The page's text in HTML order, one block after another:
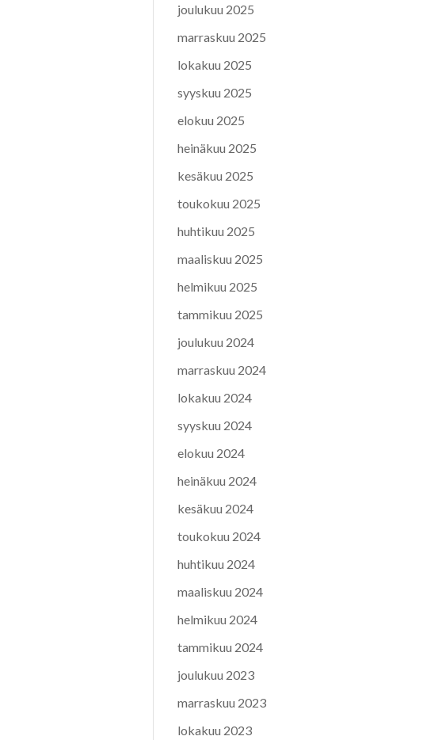
joulukuu 2025
marraskuu 2025
lokakuu 2025
syyskuu 2025
elokuu 2025
heinäkuu 2025
kesäkuu 2025
toukokuu 2025
huhtikuu 2025
maaliskuu 2025
helmikuu 2025
tammikuu 2025
joulukuu 2024
marraskuu 2024
lokakuu 2024
syyskuu 2024
elokuu 2024
heinäkuu 2024
kesäkuu 2024
toukokuu 2024
huhtikuu 2024
maaliskuu 2024
helmikuu 2024
tammikuu 2024
joulukuu 2023
marraskuu 2023
lokakuu 2023